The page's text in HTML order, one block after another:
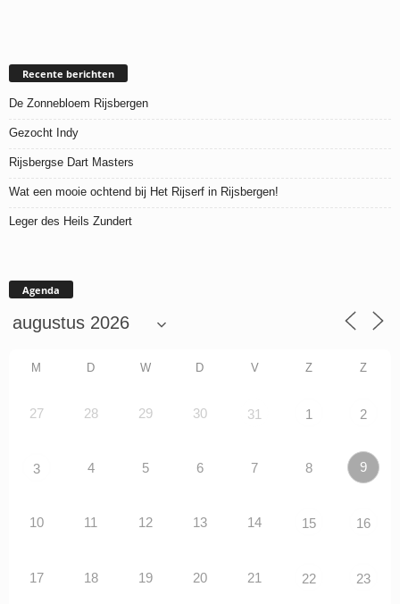
Recente berichten
De Zonnebloem Rijsbergen
Gezocht Indy
Rijsbergse Dart Masters
Wat een mooie ochtend bij Het Rijserf in Rijsbergen!
Leger des Heils Zundert
Agenda
M D W D V Z Z
27 28 29 30 31 1 2
3 4 5 6 7 8 9
10 11 12 13 14 15 16
17 18 19 20 21 22 23